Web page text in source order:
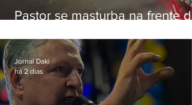
Pastor se masturba na frente de
Jornal Daki
há 2 dias